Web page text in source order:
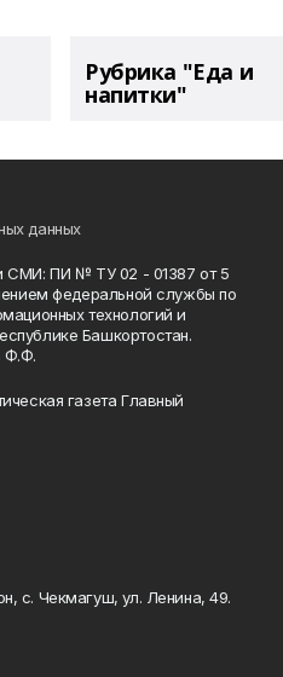
Рубрика "Еда и
напитки"
данных
СМИ: ПИ № ТУ 02 - 01387 от 5
федеральной службы по
технологий и
Башкортостан.
Ф.Ф.
газета Главный
с. Чекмагуш, ул. Ленина, 49.